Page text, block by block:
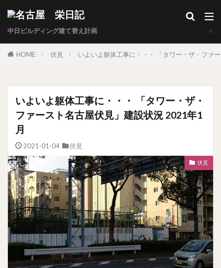
中日ビルディング建て替え計画
HOME 伏見 いよいよ躯体工事に・・・ 「タワー・ザ・ファ
いよいよ躯体工事に・・・ 「タワー・ザ・
ファースト名古屋伏見」建設状況 2021年1
月
2021-01-04 伏見
伏見